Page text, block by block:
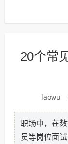
20个常
laowu
职场中，在数
员等岗位面